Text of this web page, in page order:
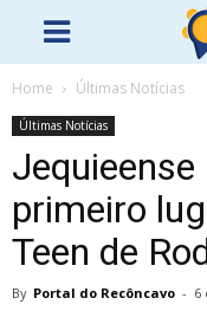
Home Últimas Notícias
Últimas Notícias
primeiro
Teen de
By Portal do Recôncavo - 6